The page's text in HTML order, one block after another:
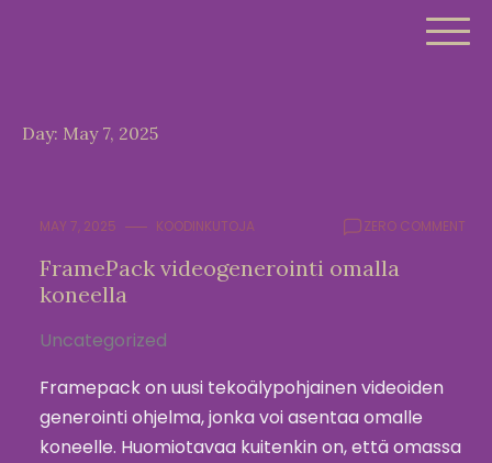
Day: May 7, 2025
MAY 7, 2025 KOODINKUTOJA ZERO COMMENT
FramePack videogenerointi omalla
koneella
Uncategorized
Framepack on uusi tekoälypohjainen videoiden
generointi ohjelma, jonka voi asentaa omalle
koneelle. Huomiotavaa kuitenkin on, että omassa